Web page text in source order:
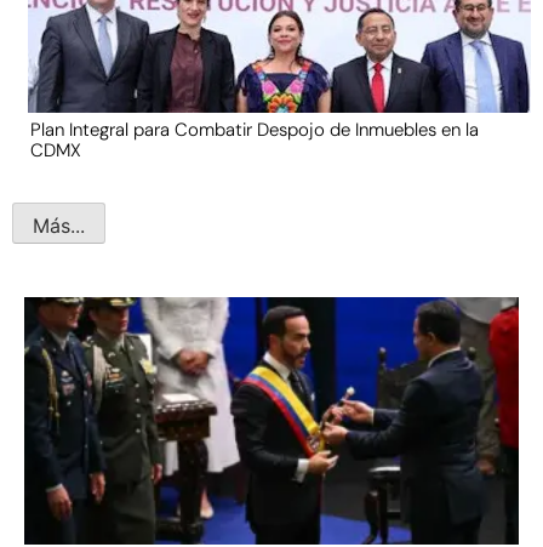
Plan Integral para Combatir Despojo de Inmuebles en la
CDMX
Más...